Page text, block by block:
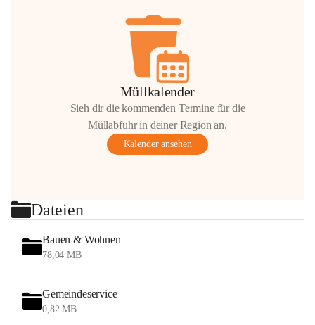
Müllkalender
Sieh dir die kommenden Termine für die
Müllabfuhr in deiner Region an.
Kalender ansehen
Dateien
Bauen & Wohnen
78,04 MB
Gemeindeservice
0,82 MB